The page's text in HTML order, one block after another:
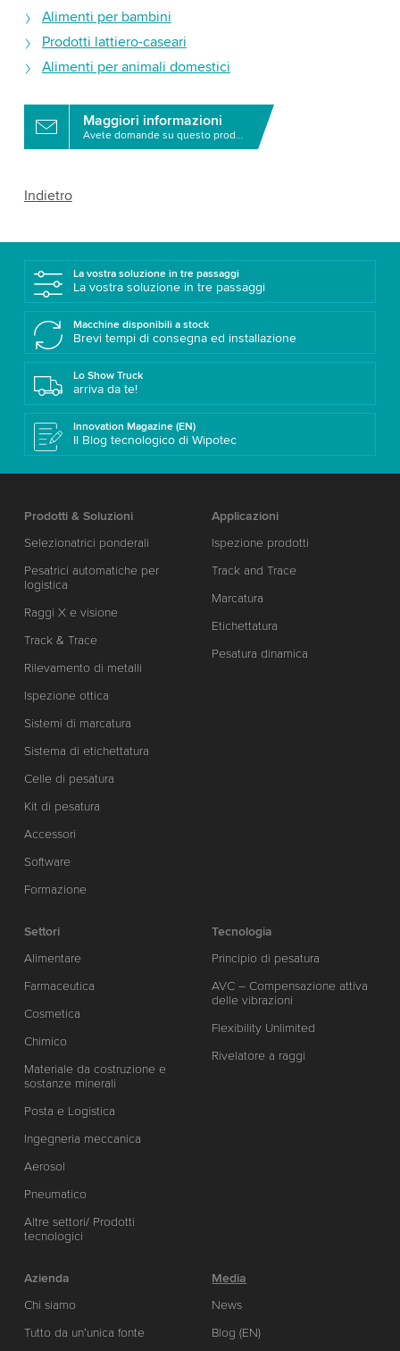
Alimenti per bambini
Prodotti lattiero-caseari
Alimenti per animali domestici
Maggiori informazioni
Avete domande su questo prodotto?
Indietro
La vostra soluzione in tre passaggi
La vostra soluzione in tre passaggi
Macchine disponibili a stock
Brevi tempi di consegna ed installazione
Lo Show Truck
arriva da te!
Innovation Magazine (EN)
Il Blog tecnologico di Wipotec
Prodotti & Soluzioni
Selezionatrici ponderali
Pesatrici automatiche per
logistica
Raggi X e visione
Track & Trace
Rilevamento di metalli
Ispezione ottica
Sistemi di marcatura
Sistema di etichettatura
Celle di pesatura
Kit di pesatura
Accessori
Software
Formazione
Applicazioni
Ispezione prodotti
Track and Trace
Marcatura
Etichettatura
Pesatura dinamica
Settori
Alimentare
Farmaceutica
Cosmetica
Chimico
Materiale da costruzione e
sostanze minerali
Posta e Logistica
Ingegneria meccanica
Aerosol
Pneumatico
Altre settori/ Prodotti
tecnologici
Tecnologia
Principio di pesatura
AVC – Compensazione attiva
delle vibrazioni
Flexibility Unlimited
Rivelatore a raggi
Azienda
Chi siamo
Tutto da un’unica fonte
Media
News
Blog (EN)